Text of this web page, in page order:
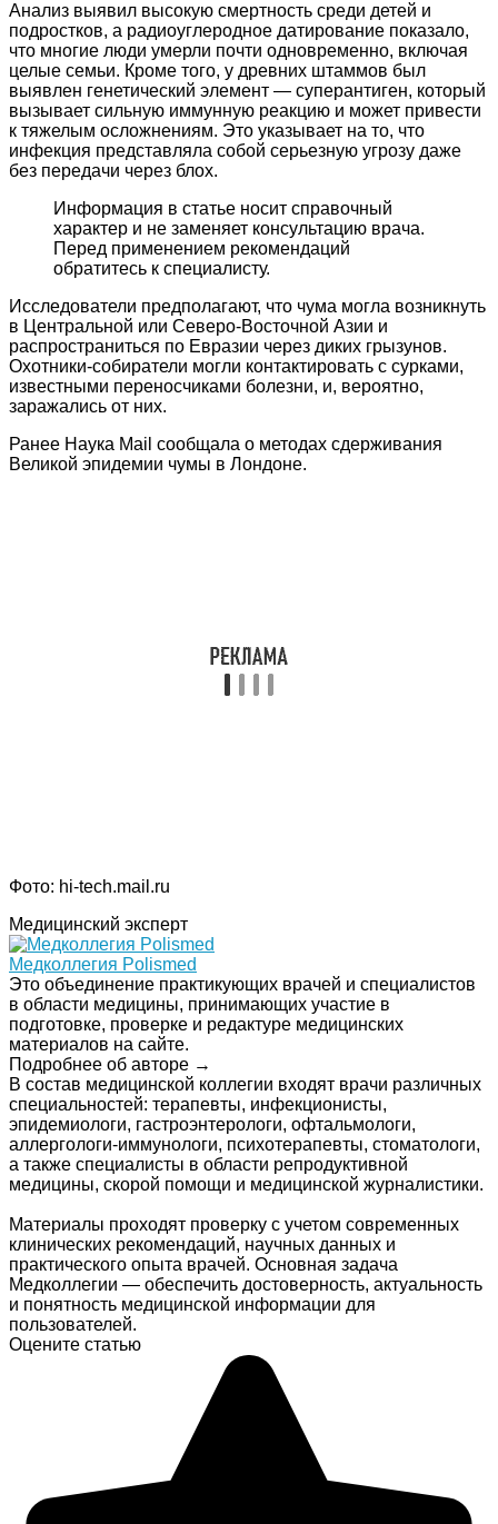
Анализ выявил высокую смертность среди детей и
подростков, а радиоуглеродное датирование показало,
что многие люди умерли почти одновременно, включая
целые семьи. Кроме того, у древних штаммов был
выявлен генетический элемент — суперантиген, который
вызывает сильную иммунную реакцию и может привести
к тяжелым осложнениям. Это указывает на то, что
инфекция представляла собой серьезную угрозу даже
без передачи через блох.
Информация в статье носит справочный
характер и не заменяет консультацию врача.
Перед применением рекомендаций
обратитесь к специалисту.
Исследователи предполагают, что чума могла возникнуть
в Центральной или Северо-Восточной Азии и
распространиться по Евразии через диких грызунов.
Охотники-собиратели могли контактировать с сурками,
известными переносчиками болезни, и, вероятно,
заражались от них.
Ранее Наука Mail сообщала о методах сдерживания
Великой эпидемии чумы в Лондоне.
Фото: hi-tech.mail.ru
Медицинский эксперт
Медколлегия Polismed
Это объединение практикующих врачей и специалистов
в области медицины, принимающих участие в
подготовке, проверке и редактуре медицинских
материалов на сайте.
Подробнее об авторе →
В состав медицинской коллегии входят врачи различных
специальностей: терапевты, инфекционисты,
эпидемиологи, гастроэнтерологи, офтальмологи,
аллергологи-иммунологи, психотерапевты, стоматологи,
а также специалисты в области репродуктивной
медицины, скорой помощи и медицинской журналистики.
Материалы проходят проверку с учетом современных
клинических рекомендаций, научных данных и
практического опыта врачей. Основная задача
Медколлегии — обеспечить достоверность, актуальность
и понятность медицинской информации для
пользователей.
Оцените статью